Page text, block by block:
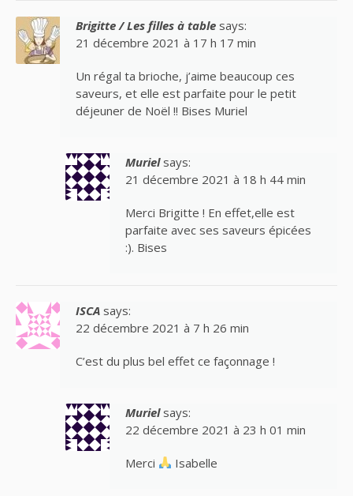
Brigitte / Les filles à table says:
21 décembre 2021 à 17 h 17 min
Un régal ta brioche, j’aime beaucoup ces
saveurs, et elle est parfaite pour le petit
déjeuner de Noël !! Bises Muriel
Muriel says:
21 décembre 2021 à 18 h 44 min
Merci Brigitte ! En effet,elle est
parfaite avec ses saveurs épicées
:). Bises
ISCA says:
22 décembre 2021 à 7 h 26 min
C’est du plus bel effet ce façonnage !
Muriel says:
22 décembre 2021 à 23 h 01 min
Merci Isabelle